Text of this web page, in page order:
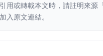
引用或轉載本文時，請註明來源
加入原文連結。